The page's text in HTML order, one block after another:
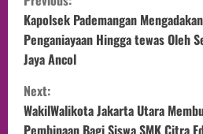
Kapolsek Pademangan
Penganiayaan Hingga tewas Oleh
Jaya Ancol
Next:
WakilWalikota Jakarta Utara